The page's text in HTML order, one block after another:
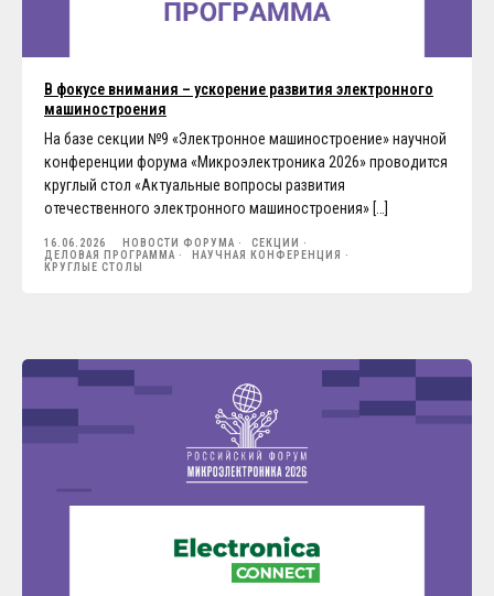
В фокусе внимания – ускорение развития электронного
машиностроения
На базе секции №9 «Электронное машиностроение» научной
конференции форума «Микроэлектроника 2026» проводится
круглый стол «Актуальные вопросы развития
отечественного электронного машиностроения» […]
16.06.2026 НОВОСТИ ФОРУМА
СЕКЦИИ
ДЕЛОВАЯ ПРОГРАММА
НАУЧНАЯ КОНФЕРЕНЦИЯ
КРУГЛЫЕ СТОЛЫ